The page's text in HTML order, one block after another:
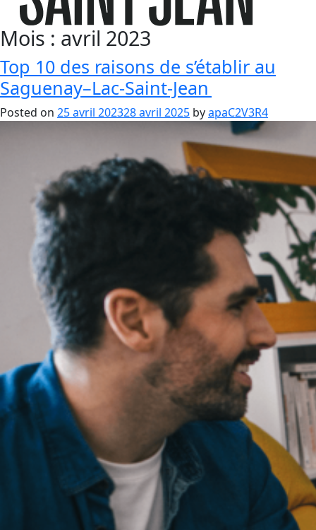
Mois : avril 2023
Top 10 des raisons de s’établir au
Saguenay–Lac-Saint-Jean
Posted on 25 avril 202328 avril 2025 byapaC2V3R4